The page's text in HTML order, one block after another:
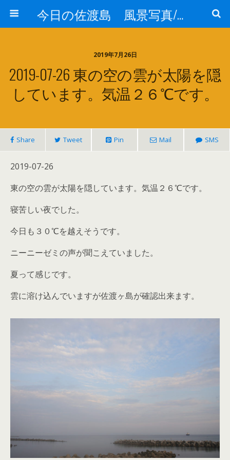
今日の佐渡島 風景写真/天気/お酒/お米/温泉
2019年7月26日
2019-07-26 東の空の雲が太陽を隠
しています。気温２６℃です。
Share Tweet Pin Mail SMS
2019-07-26
東の空の雲が太陽を隠しています。気温２６℃です。
寝苦しい夜でした。
今日も３０℃を越えそうです。
ニーニーゼミの声が聞こえていました。
夏って感じです。
雲に溶け込んでいますが佐渡ヶ島が確認出来ます。